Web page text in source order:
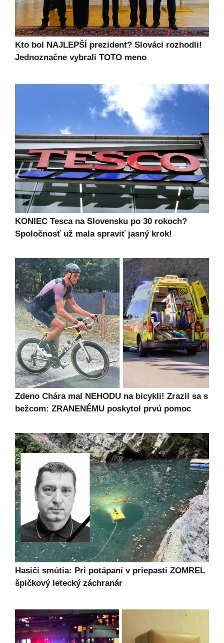
Kto bol NAJLEPŠÍ prezident? Slováci rozhodli!
Jednoznačne vybrali TOTO meno
KONIEC Tesca na Slovensku po 30 rokoch?
Spoločnosť už mala spraviť jasný krok!
Zdeno Chára mal NEHODU na bicykli! Zrazil sa s
bežcom: ZRANENÉMU poskytol prvú pomoc
Hasiči smútia: Pri potápaní v priepasti ZOMREL
špičkový letecký záchranár